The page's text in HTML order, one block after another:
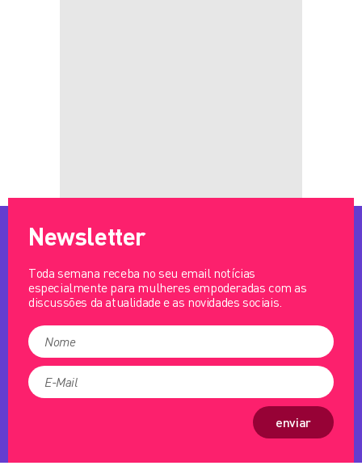
Newsletter
Toda semana receba no seu email notícias
especialmente para mulheres empoderadas com as
discussões da atualidade e as novidades sociais.
enviar